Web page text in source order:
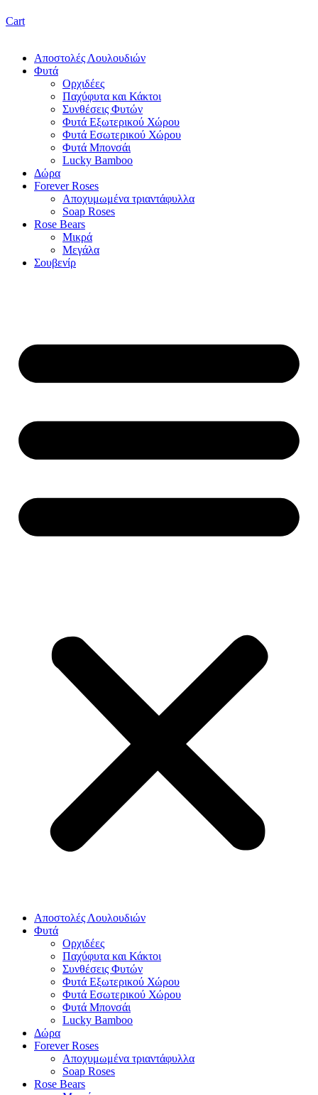
Cart
Αποστολές Λουλουδιών
Φυτά
Ορχιδέες
Παχύφυτα και Κάκτοι
Συνθέσεις Φυτών
Φυτά Εξωτερικού Χώρου
Φυτά Εσωτερικού Χώρου
Φυτά Μπονσάι
Lucky Bamboo
Δώρα
Forever Roses
Αποχυμωμένα τριαντάφυλλα
Soap Roses
Rose Βears
Μικρά
Μεγάλα
Σουβενίρ
Αποστολές Λουλουδιών
Φυτά
Ορχιδέες
Παχύφυτα και Κάκτοι
Συνθέσεις Φυτών
Φυτά Εξωτερικού Χώρου
Φυτά Εσωτερικού Χώρου
Φυτά Μπονσάι
Lucky Bamboo
Δώρα
Forever Roses
Αποχυμωμένα τριαντάφυλλα
Soap Roses
Rose Βears